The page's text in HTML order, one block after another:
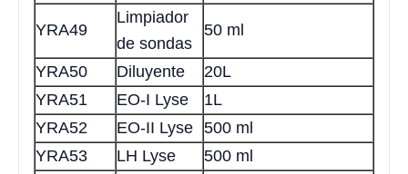
YRA49
Limpiador
de sondas
50 ml
YRA50 Diluyente
20L
YRA51
EO-I Lyse
1L
YRA52
EO-II Lyse 500 ml
YRA53
LH Lyse
500 ml